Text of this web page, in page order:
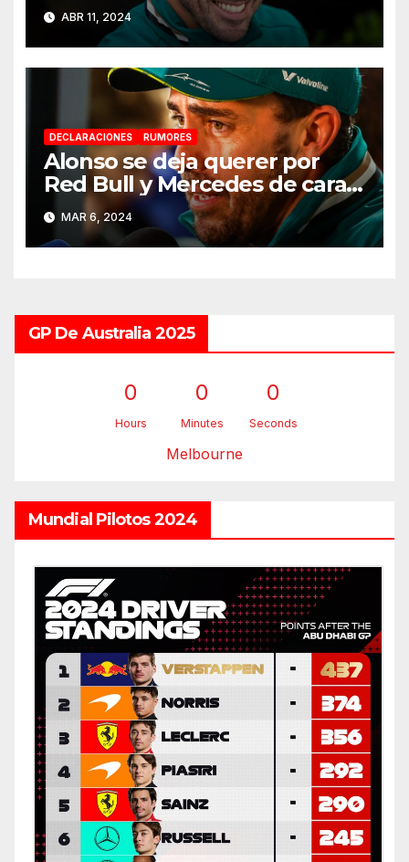
ABR 11, 2024
DECLARACIONES RUMORES
Alonso se deja querer por
Red Bull y Mercedes de cara a
2025
MAR 6, 2024
GP De Australia 2025
0
Hours
0
Minutes
0
Seconds
Melbourne
Mundial Pilotos 2024